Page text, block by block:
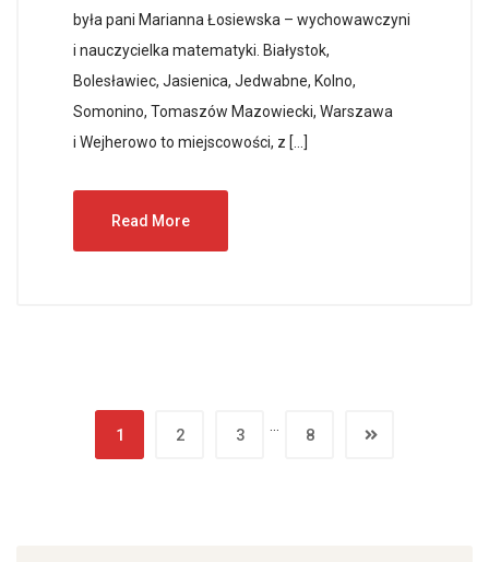
była pani Marianna Łosiewska – wychowawczyni
i nauczycielka matematyki. Białystok,
Bolesławiec, Jasienica, Jedwabne, Kolno,
Somonino, Tomaszów Mazowiecki, Warszawa
i Wejherowo to miejscowości, z […]
Read More
1 2 3 … 8